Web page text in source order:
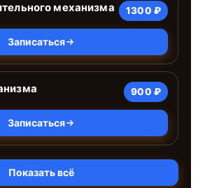
механизма 1300 ₽
Записаться
900 ₽
Записаться
Показать всё